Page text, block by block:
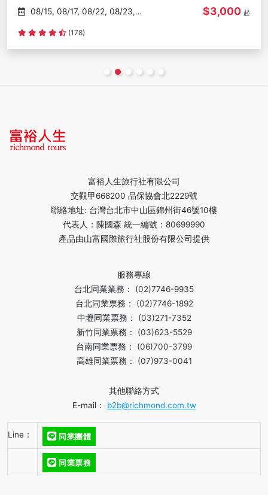
$3,000 起
(178)
富裕人生旅行社有限公司
交觀甲668200 品保協會北2229號
聯絡地址: 台灣台北市中山區錦州街46號10樓
代表人：陳國森 統一編號：80699990
產品由山富國際旅行社股份有限公司提供
服務專線
台北同業業務： (02)7746-9935
台北同業票務： (02)7746-1892
中壢同業票務： (03)271-7352
新竹同業票務： (03)623-5529
台南同業票務： (06)700-3799
高雄同業票務： (07)973-0041
其他聯絡方式
E-mail： b2b@richmond.com.tw
Line： 同業團體
同業票務